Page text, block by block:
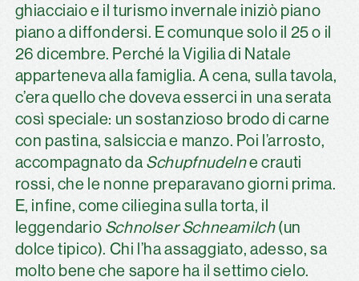
ghiacciaio e il turismo invernale iniziò piano
piano a diffondersi. E comunque solo il 25 o il
26 dicembre. Perché la Vigilia di Natale
apparteneva alla famiglia. A cena, sulla tavola,
c’era quello che doveva esserci in una serata
così speciale: un sostanzioso brodo di carne
con pastina, salsiccia e manzo. Poi l’arrosto,
accompagnato da Schupfnudelne crauti
rossi, che le nonne preparavano giorni prima.
E, infine, come ciliegina sulla torta, il
leggendario Schnolser Schneamilch(un
dolce tipico). Chi l’ha assaggiato, adesso, sa
molto bene che sapore ha il settimo cielo.